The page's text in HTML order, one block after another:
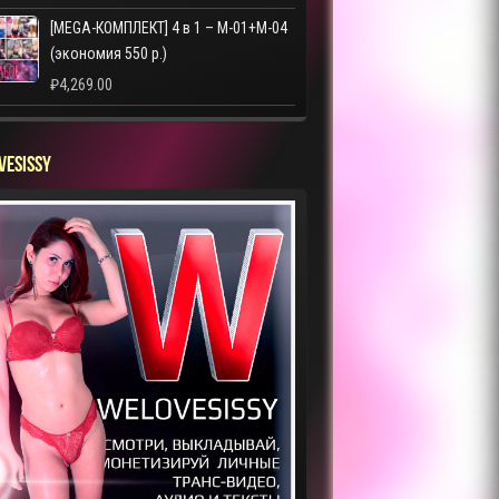
[MEGA-КОМПЛЕКТ] 4 в 1 – M-01+M-04
(экономия 550 р.)
₽4,269.00